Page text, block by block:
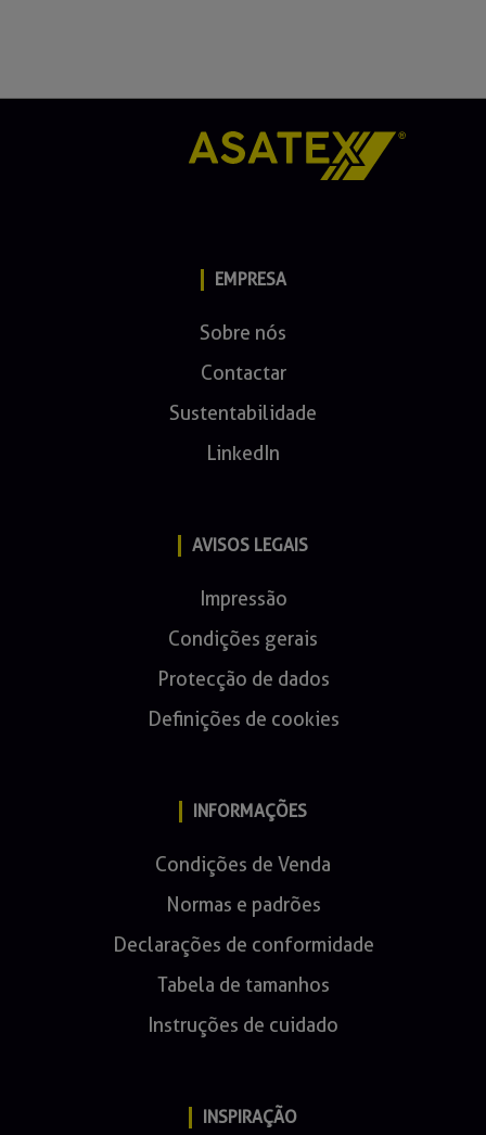
EMPRESA
Sobre nós
Contactar
Sustentabilidade
LinkedIn
AVISOS LEGAIS
Impressão
Condições gerais
Protecção de dados
Definições de cookies
INFORMAÇÕES
Condições de Venda
Normas e padrões
Declarações de conformidade
Tabela de tamanhos
Instruções de cuidado
INSPIRAÇÃO